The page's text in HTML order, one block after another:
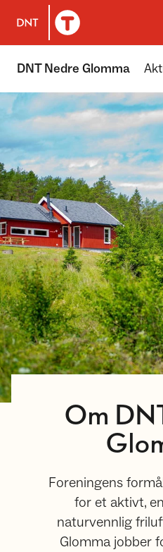
Til DNT.no forside
DNT Nedre Glomma
Om
Foreningens
for et aktivt,
naturvennlig
Glomma jobber